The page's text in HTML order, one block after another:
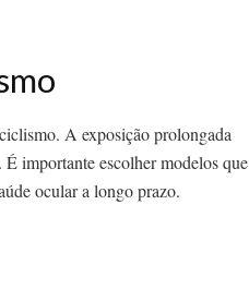
A exposição prolongada
importante escolher modelos que
ocular a longo prazo.